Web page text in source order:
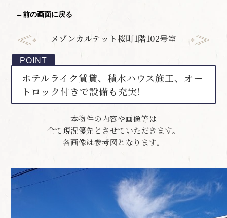
←前の画面に戻る
メゾンカルテット桜町1階102号室
ホテルライク賃貸、積水ハウス施工、オー
トロック付きで設備も充実!
本物件の内容や画像等は
全て現況優先とさせていただきます。
各画像は参考図となります。